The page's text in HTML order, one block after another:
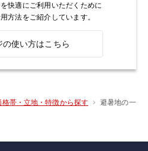
快適にご利用いただくために
方法をご紹介しています。
の使い方はこちら
格帯・立地・特徴から探す 避暑地の一